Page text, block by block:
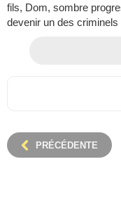
fils, Dom, sombre
devenir un des
PRÉCÉDENTE